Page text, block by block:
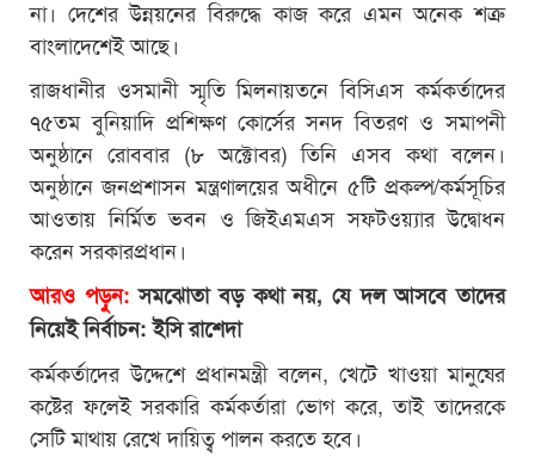
না। দেশের উন্নয়নের বিরুদ্ধে কাজ করে এমন অনেক শত্রু
বাংলাদেশেই আছে।
রাজধানীর ওসমানী স্মৃতি মিলনায়তনে বিসিএস কর্মকর্তাদের
৭৫তম বুনিয়াদি প্রশিক্ষণ কোর্সের সনদ বিতরণ ও সমাপনী
অনুষ্ঠানে রোববার (৮ অক্টোবর) তিনি এসব কথা বলেন।
অনুষ্ঠানে জনপ্রশাসন মন্ত্রণালয়ের অধীনে ৫টি প্রকল্প/কর্মসূচির
আওতায় নির্মিত ভবন ও জিইএমএস সফটওয়্যার উদ্বোধন
করেন সরকারপ্রধান।
আরও পড়ুন: সমঝোতা বড় কথা নয়, যে দল আসবে তাদের
নিয়েই নির্বাচন: ইসি রাশেদা
কর্মকর্তাদের উদ্দেশে প্রধানমন্ত্রী বলেন, খেটে খাওয়া মানুষের
কষ্টের ফলেই সরকারি কর্মকর্তারা ভোগ করে, তাই তাদেরকে
সেটি মাথায় রেখে দায়িত্ব পালন করতে হবে।